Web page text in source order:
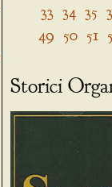
33 34 35
49 50 51
Storici